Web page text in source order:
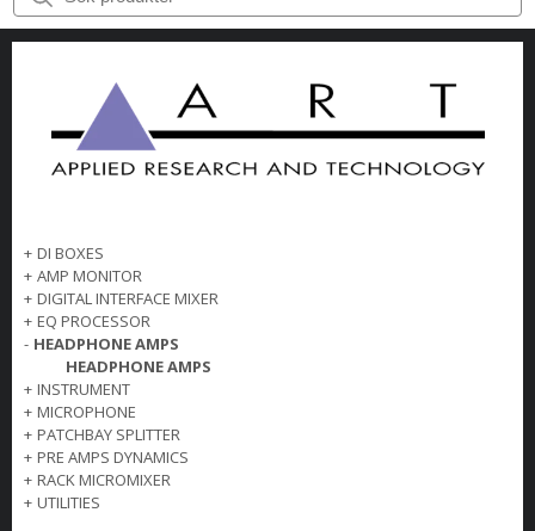
VARUMÄRKEN
NYHETER
OM
KONTAKT
+ DI BOXES
+ AMP MONITOR
+ DIGITAL INTERFACE MIXER
+ EQ PROCESSOR
- HEADPHONE AMPS
HEADPHONE AMPS
+ INSTRUMENT
+ MICROPHONE
+ PATCHBAY SPLITTER
+ PRE AMPS DYNAMICS
+ RACK MICROMIXER
+ UTILITIES